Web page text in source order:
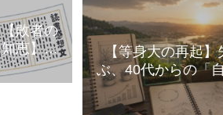
【敗者の
知恵】古
典・歴史
から学ぶ
【等身大の再起】
ぶ、40代からの「
暮らし